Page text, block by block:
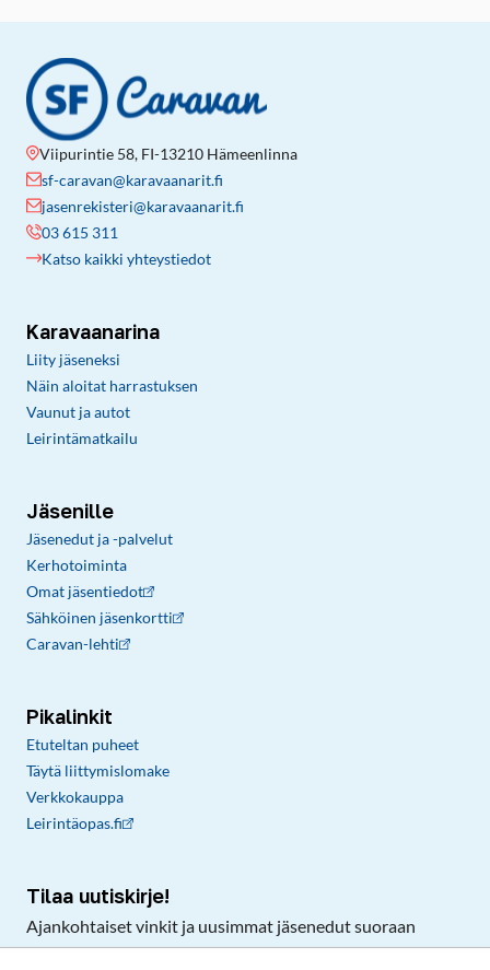
Viipurintie 58, FI-13210 Hämeenlinna
sf-caravan@karavaanarit.fi
jasenrekisteri@karavaanarit.fi
03 615 311
Katso kaikki yhteystiedot
Karavaanarina
Liity jäseneksi
Näin aloitat harrastuksen
Vaunut ja autot
Leirintämatkailu
Jäsenille
Jäsenedut ja -palvelut
Kerhotoiminta
Omat jäsentiedot
Sähköinen jäsenkortti
Caravan-lehti
Pikalinkit
Etuteltan puheet
Täytä liittymislomake
Verkkokauppa
Leirintäopas.fi
Tilaa uutiskirje!
Ajankohtaiset vinkit ja uusimmat jäsenedut suoraan